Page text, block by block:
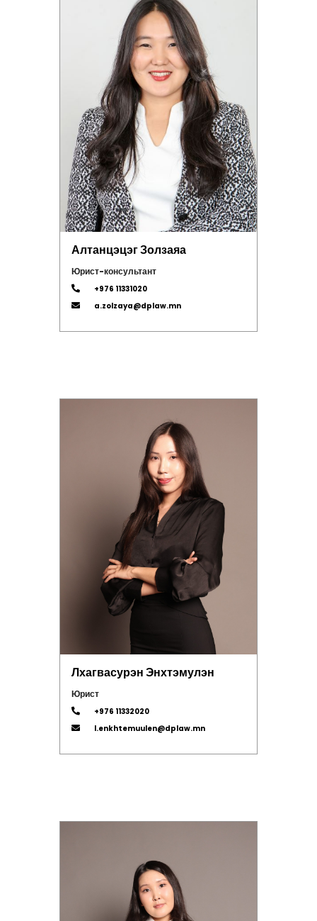
Алтанцэцэг Золзаяа
Юрист-консультант
+976 11331020
a.zolzaya@dplaw.mn
Лхагвасурэн Энхтэмулэн
Юрист
+976 11332020
l.enkhtemuulen@dplaw.mn